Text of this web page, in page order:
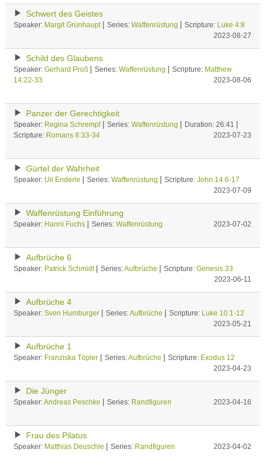
Schwert des Geistes
Speaker: Margit Grünhaupt | Series: Waffenrüstung | Scripture:
Luke 4:8
2023-08-27
Schild des Glaubens
Speaker: Gerhard Proß | Series: Waffenrüstung | Scripture: Matthew
14:22-33
2023-08-06
Panzer der Gerechtigkeit
Speaker: Regina Schrempf | Series: Waffenrüstung | Duration: 26:41 |
Scripture: Romans 8:33-34 2023-07-23
Gürtel der Wahrheit
Speaker: Uli Enderle | Series: Waffenrüstung | Scripture: John 14:6-17
2023-07-09
Waffenrüstung Einführung
Speaker: Hanni Fuchs | Series: Waffenrüstung 2023-07-02
Aufbrüche 6
Speaker: Patrick Schmidt | Series:Aufbrüche | Scripture: Genesis 33
2023-06-11
Aufbrüche 4
Speaker: Sven Humburger | Series:Aufbrüche | Scripture:
Luke 10:1-12
2023-05-21
Aufbrüche 1
Speaker: Franziska Töpler | Series:Aufbrüche | Scripture: Exodus 12
2023-04-23
Die Jünger
Speaker:Andreas Peschke | Series: Randfiguren 2023-04-16
Frau des Pilatus
Speaker: Matthias Deuschle | Series: Randfiguren 2023-04-02